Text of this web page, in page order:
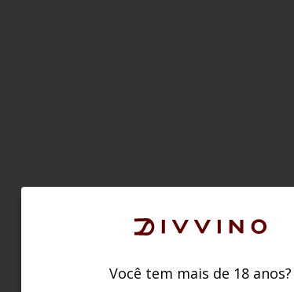
Você tem mais de 18 anos?